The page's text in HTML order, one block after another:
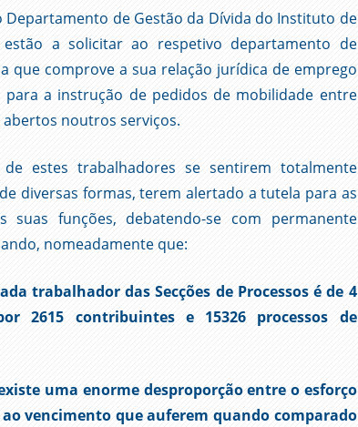
Departamento de Gestão da Dívida do Instituto de
estão a solicitar ao respetivo departamento de
que comprove a sua relação jurídica de emprego
a instrução de pedidos de mobilidade entre
noutros serviços.
estes trabalhadores se sentirem totalmente
diversas formas, terem alertado a tutela para as
suas funções, debatendo-se com permanente
nomeadamente que:
trabalhador das Secções de Processos é de 4
2615 contribuintes e 15326 processos de
uma enorme desproporção entre o esforço
vencimento que auferem quando comparado